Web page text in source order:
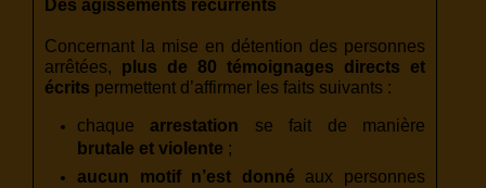
Des agissements récurrents
Concernant la mise en détention des personnes
arrêtées, plus de 80 témoignages directs et
écrits permettent d’affirmer les faits suivants :
chaquearrestation se fait de manière
brutale et violente ;
aucun motif n’est donné aux personnes